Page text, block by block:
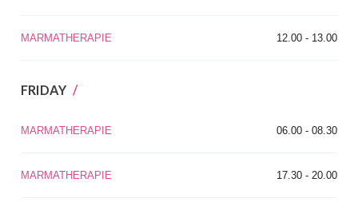
MARMATHERAPIE 12.00 - 13.00
FRIDAY
MARMATHERAPIE 06.00 - 08.30
MARMATHERAPIE 17.30 - 20.00